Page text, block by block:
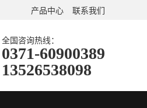
产品中心 联系我们
全国咨询热线：
0371-60900389
13526538098